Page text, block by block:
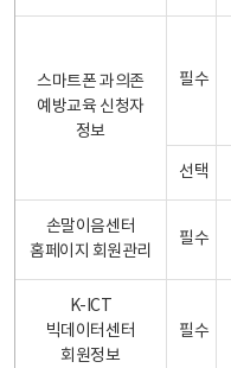
스마트폰 과의존
예방교육 신청자
정보
필수
선택
손말이음센터
홈페이지 회원관리
필수
K-ICT
빅데이터센터
회원정보
필수